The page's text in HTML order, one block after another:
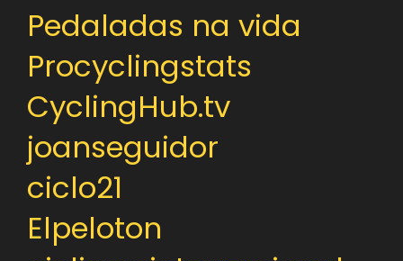
Pedaladas na vida
Procyclingstats
CyclingHub.tv
joanseguidor
ciclo21
Elpeloton